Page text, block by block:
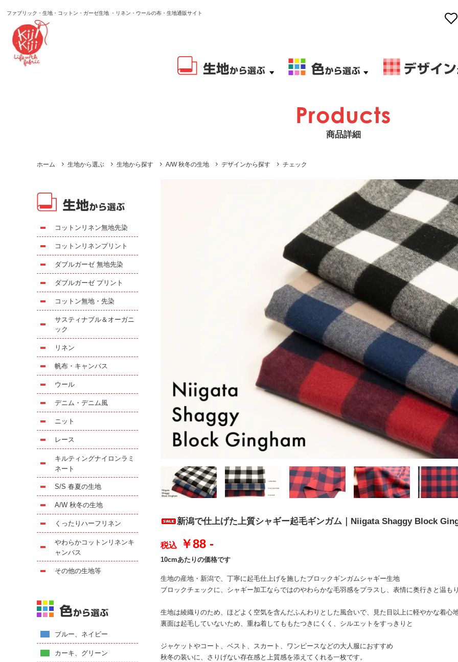
ファブリック・生地・コットン・ガーゼ生地 ・リネン・ウールの布・生地通販サイト
商品詳細
ホーム 生地から選ぶ 生地から探す A/W 秋冬の生地 デザインから探す チェック
新潟で仕上げた上質シャギー起毛ギンガム｜Niigata Shaggy Block
税込 ￥88 -
10cmあたりの価格です
生地の産地・新潟で、丁寧に起毛仕上げを施したブロックギンガムシャギー生地
ブロックチェックに、シャギー加工ならではのやわらかな毛羽感をプラスし、表情に奥行きと温も
生地は綾織りのため、ほどよく空気を含んだふんわりとした風合いで、見た目以上に軽やかな着心
裏面は起毛していないため、重ね着してももたつきにくく、シルエットをすっきりと
ジャケットやコート、ベスト、スカート、ワンピースなどの大人服におすすめ
秋冬の装いに、さりげない存在感と上質感を添えてくれる一枚です。
コットンリネン無地先染
コットンリネンプリント
ダブルガーゼ 無地先染
ダブルガーゼ プリント
コットン無地・先染
サスティナブル＆オーガニ
ック
リネン
帆布・キャンバス
ウール
デニム・デニム風
ニット
レース
キルティングナイロンラミ
ネート
S/S 春夏の生地
A/W 秋冬の生地
くったりハーフリネン
やわらかコットンリネンキ
ャンバス
その他の生地等
ブルー、ネイビー
カーキ、グリーン